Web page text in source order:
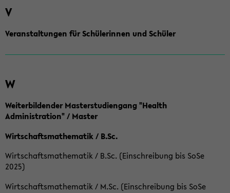
V
Veranstaltungen für Schülerinnen und Schüler
W
Weiterbildender Masterstudiengang "Health
Administration" / Master
Wirtschaftsmathematik / B.Sc.
Wirtschaftsmathematik / B.Sc. (Einschreibung bis SoSe
2025)
Wirtschaftsmathematik / M.Sc. (Einschreibung bis SoSe